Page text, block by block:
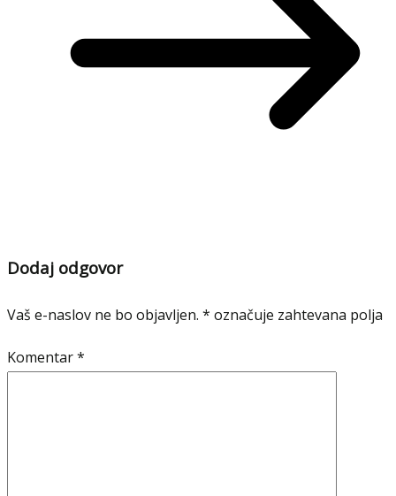
Dodaj odgovor
Vaš e-naslov ne bo objavljen. * označuje zahtevana polja
Komentar*